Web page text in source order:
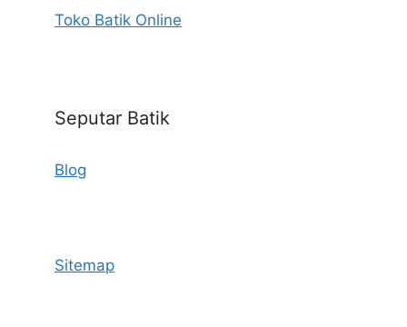
Toko Batik Online
Seputar Batik
Blog
Sitemap